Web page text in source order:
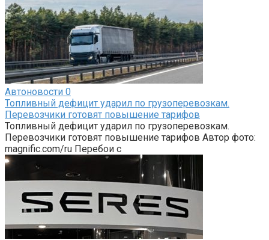
Автоновости 0
Топливный дефицит ударил по грузоперевозкам.
Перевозчики готовят повышение тарифов
Топливный дефицит ударил по грузоперевозкам.
Перевозчики готовят повышение тарифов Автор фото:
magnific.com/ru Перебои с